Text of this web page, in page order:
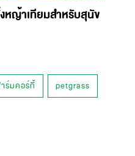
ญ้าเทียมสำหรับสุนัข
ร์มคอร์กี้ petgrass